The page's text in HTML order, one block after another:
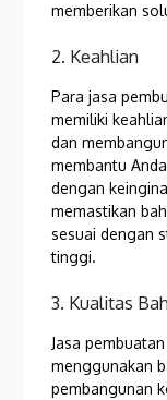
memberikan
2. Keahlian
Para jasa
memiliki
dan
membantu
dengan
memastikan
sesuai dengan
tinggi.
3. Kualitas
Jasa
menggunakan
pembangunan